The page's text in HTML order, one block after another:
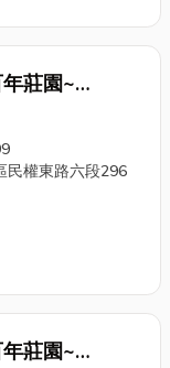
莊園~
工 鍛
董門caa1
民權東路六段296
莊園~